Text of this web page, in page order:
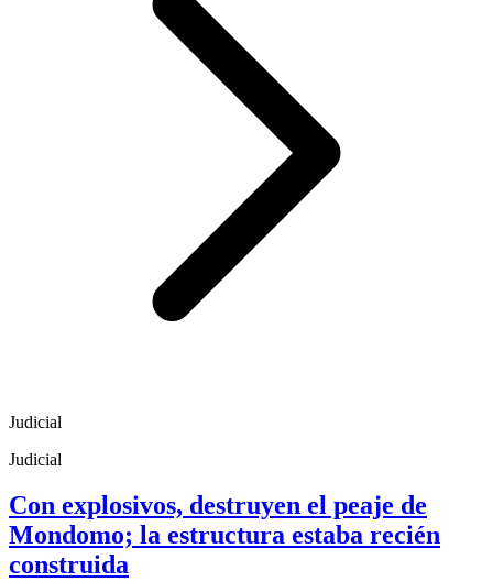
Judicial
Judicial
Con explosivos, destruyen el peaje de
Mondomo; la estructura estaba recién
construida